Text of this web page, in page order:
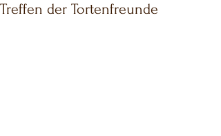
Treffen der Tortenfreunde